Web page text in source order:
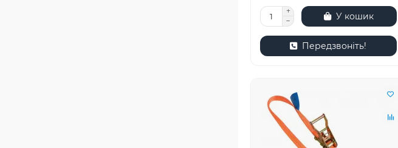
У кошик
Передзвоніть!